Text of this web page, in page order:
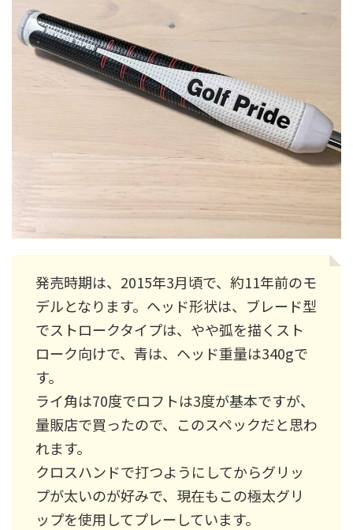
発売時期は、2015年3月頃で、約11年前のモ
デルとなります。ヘッド形状は、ブレード型
でストロークタイプは、やや弧を描くスト
ローク向けで、青は、ヘッド重量は340gで
す。
ライ角は70度でロフトは3度が基本ですが、
量販店で買ったので、このスペックだと思わ
れます。
クロスハンドで打つようにしてからグリッ
プが太いのが好みで、現在もこの極太グリ
ップを使用してプレーしています。